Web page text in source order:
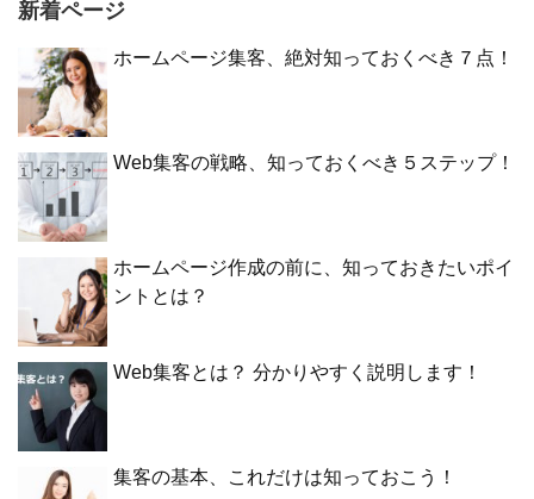
新着ページ
ホームページ集客、絶対知っておくべき７点！
Web集客の戦略、知っておくべき５ステップ！
ホームページ作成の前に、知っておきたいポイ
ントとは？
Web集客とは？ 分かりやすく説明します！
集客の基本、これだけは知っておこう！